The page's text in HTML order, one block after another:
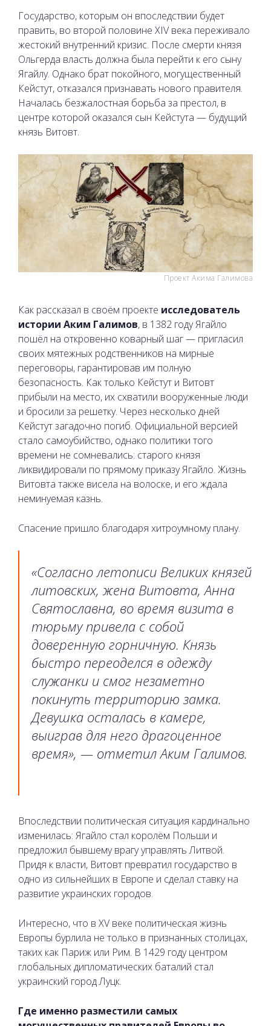
Государство, которым он впоследствии будет
править, во второй половине XIV века переживало
жестокий внутренний кризис. После смерти князя
Ольгерда власть должна была перейти к его сыну
Ягайлу. Однако брат покойного, могущественный
Кейстут, отказался признавать нового правителя.
Началась безжалостная борьба за престол, в
центре которой оказался сын Кейстута — будущий
князь Витовт.
Проект Акима Галимова
Как рассказал в своём проекте исследователь
истории Аким Галимов, в 1382 году Ягайло
пошёл на откровенно коварный шаг — пригласил
своих мятежных родственников на мирные
переговоры, гарантировав им полную
безопасность. Как только Кейстут и Витовт
прибыли на место, их схватили вооруженные люди
и бросили за решетку. Через несколько дней
Кейстут загадочно погиб. Официальной версией
стало самоубийство, однако политики того
времени не сомневались: старого князя
ликвидировали по прямому приказу Ягайло. Жизнь
Витовта также висела на волоске, и его ждала
неминуемая казнь.
Спасение пришло благодаря хитроумному плану.
«Согласно летописи Великих князей
литовских, жена Витовта, Анна
Святославна, во время визита в
тюрьму привела с собой
доверенную горничную. Князь
быстро переоделся в одежду
служанки и смог незаметно
покинуть территорию замка.
Девушка осталась в камере,
выиграв для него драгоценное
время», — отметил Аким Галимов.
Впоследствии политическая ситуация кардинально
изменилась: Ягайло стал королём Польши и
предложил бывшему врагу управлять Литвой.
Придя к власти, Витовт превратил государство в
одно из сильнейших в Европе и сделал ставку на
развитие украинских городов.
Интересно, что в XV веке политическая жизнь
Европы бурлила не только в признанных столицах,
таких как Париж или Рим. В 1429 году центром
глобальных дипломатических баталий стал
украинский город Луцк.
Где именно разместили самых